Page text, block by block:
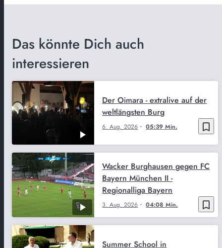
Das könnte Dich auch
interessieren
bookmark_border
6. Aug. 2026 05:39 Min.
Der Oimara - extralive auf der
weltlängsten Burg
bookmark_border
3. Aug. 2026 04:08 Min.
Wacker Burghausen gegen FC
Bayern München II -
Regionalliga Bayern
Summer School in